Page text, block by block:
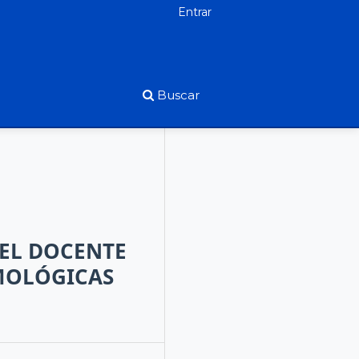
Buscar
Entrar
DOCENTE